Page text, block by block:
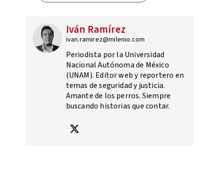
Iván Ramírez
ivan.ramirez@milenio.com
Periodista por la Universidad
Nacional Autónoma de México
(UNAM). Editor web y reportero en
temas de seguridad y justicia.
Amante de los perros. Siempre
buscando historias que contar.